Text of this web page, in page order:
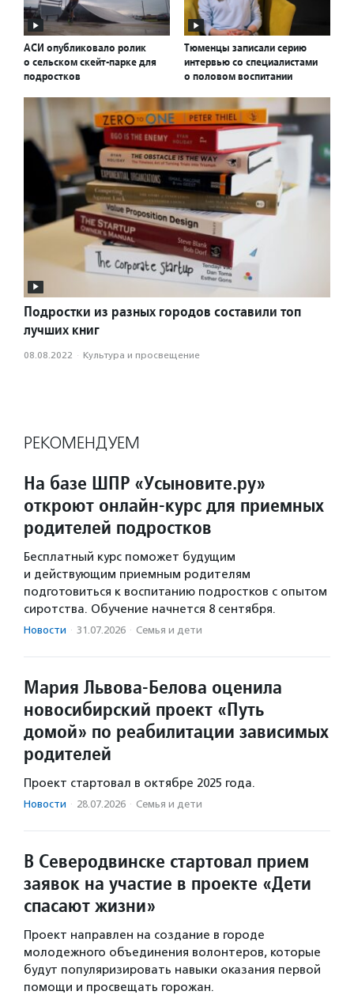
АСИ опубликовало ролик
о сельском скейт-парке для
подростков
Тюменцы записали серию
интервью со специалистами
о половом воспитании
Подростки из разных городов составили топ
лучших книг
08.08.2022 · Культура и просвещение
РЕКОМЕНДУЕМ
На базе ШПР «Усыновите.ру»
откроют онлайн-курс для приемных
родителей подростков
Бесплатный курс поможет будущим
и действующим приемным родителям
подготовиться к воспитанию подростков с опытом
сиротства. Обучение начнется 8 сентября.
Новости · 31.07.2026 · Семья и дети
Мария Львова-Белова оценила
новосибирский проект «Путь
домой» по реабилитации зависимых
родителей
Проект стартовал в октябре 2025 года.
Новости · 28.07.2026 · Семья и дети
В Северодвинске стартовал прием
заявок на участие в проекте «Дети
спасают жизни»
Проект направлен на создание в городе
молодежного объединения волонтеров, которые
будут популяризировать навыки оказания первой
помощи и просвещать горожан.